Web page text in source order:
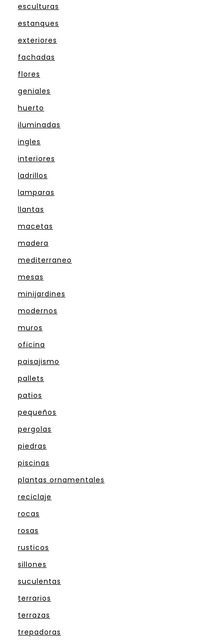
esculturas
estanques
exteriores
fachadas
flores
geniales
huerto
iluminadas
ingles
interiores
ladrillos
lamparas
llantas
macetas
madera
mediterraneo
mesas
minijardines
modernos
muros
oficina
paisajismo
pallets
patios
pequeños
pergolas
piedras
piscinas
plantas ornamentales
reciclaje
rocas
rosas
rusticos
sillones
suculentas
terrarios
terrazas
trepadoras